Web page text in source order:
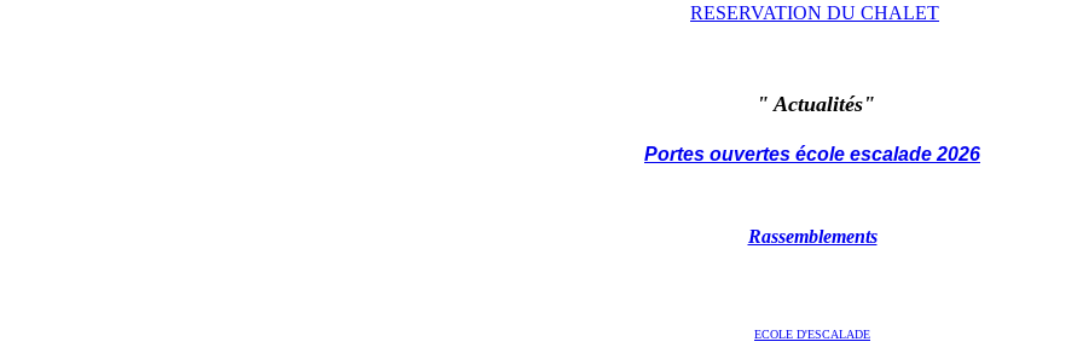
RESERVATION DU CHALET
" Actualités"
Portes ouvertes école escalade 2026
Rassemblements
ECOLE D'ESCALADE